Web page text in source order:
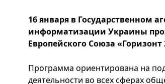
16 января в Государственном
информатизации Украины
Европейского Союза «Горизонт
Программа ориентирована на
деятельности во всех сферах